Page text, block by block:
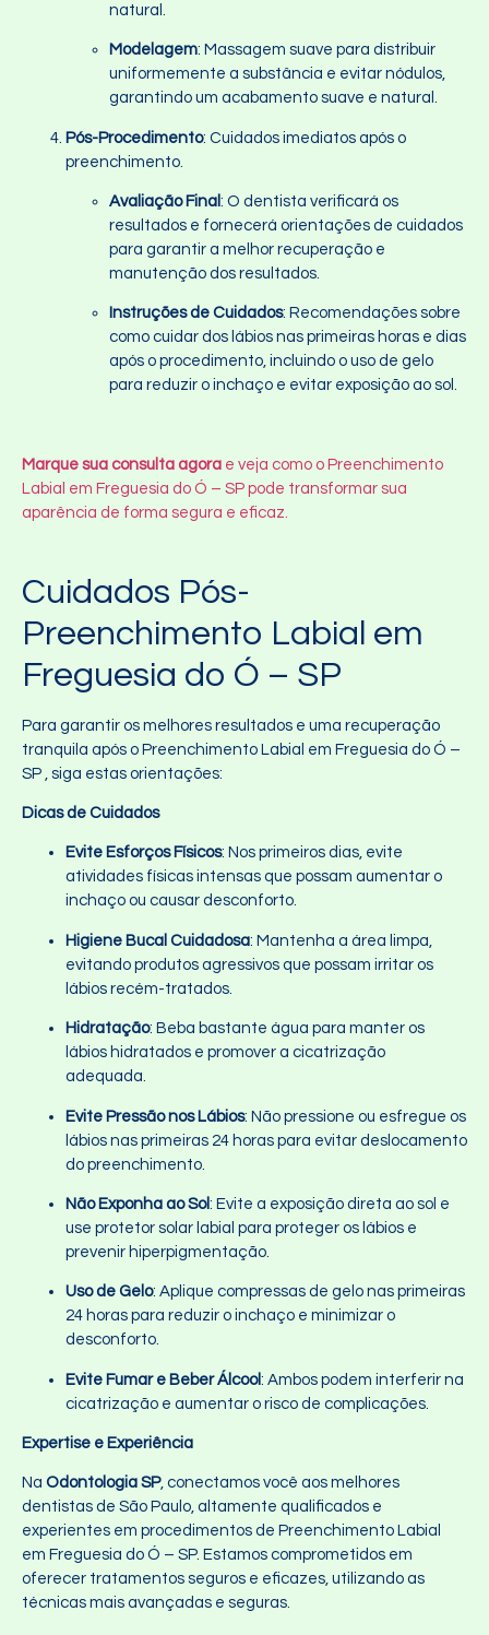
natural.
Modelagem: Massagem suave para distribuir
uniformemente a substância e evitar nódulos,
garantindo um acabamento suave e natural.
Pós-Procedimento: Cuidados imediatos após o
preenchimento.
Avaliação Final : O dentista verificará os
resultados e fornecerá orientações de cuidados
para garantir a melhor recuperação e
manutenção dos resultados.
Instruções de Cuidados: Recomendações sobre
como cuidar dos lábios nas primeiras horas e dias
após o procedimento, incluindo o uso de gelo
para reduzir o inchaço e evitar exposição ao sol.
Marque sua consulta agora e veja como o Preenchimento
Labial em Freguesia do Ó – SP pode transformar sua
aparência de forma segura e eficaz.
Cuidados Pós-
Preenchimento Labial em
Freguesia do Ó – SP
Para garantir os melhores resultados e uma recuperação
tranquila após o Preenchimento Labial em Freguesia do Ó –
SP , siga estas orientações:
Dicas de Cuidados
Evite Esforços Físicos: Nos primeiros dias, evite
atividades físicas intensas que possam aumentar o
inchaço ou causar desconforto.
Higiene Bucal Cuidadosa: Mantenha a área limpa,
evitando produtos agressivos que possam irritar os
lábios recém-tratados.
Hidratação: Beba bastante água para manter os
lábios hidratados e promover a cicatrização
adequada.
Evite Pressão nos Lábios: Não pressione ou esfregue os
lábios nas primeiras 24 horas para evitar deslocamento
do preenchimento.
Não Exponha ao Sol: Evite a exposição direta ao sol e
use protetor solar labial para proteger os lábios e
prevenir hiperpigmentação.
Uso de Gelo: Aplique compressas de gelo nas primeiras
24 horas para reduzir o inchaço e minimizar o
desconforto.
Evite Fumar e Beber Álcool: Ambos podem interferir na
cicatrização e aumentar o risco de complicações.
Expertise e Experiência
Na Odontologia SP, conectamos você aos melhores
dentistas de São Paulo, altamente qualificados e
experientes em procedimentos de Preenchimento Labial
em Freguesia do Ó – SP. Estamos comprometidos em
oferecer tratamentos seguros e eficazes, utilizando as
técnicas mais avançadas e seguras.